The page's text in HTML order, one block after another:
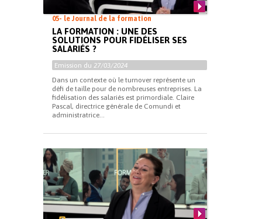
05- le Journal de la formation
LA FORMATION : UNE DES
SOLUTIONS POUR FIDÉLISER SES
SALARIÉS ?
Emission du 27/03/2024
Dans un contexte où le turnover représente un
défi de taille pour de nombreuses entreprises. La
fidélisation des salariés est primordiale. Claire
Pascal, directrice générale de Comundi et
administratrice...